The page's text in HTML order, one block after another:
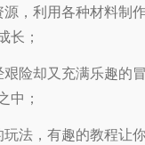
，利用各种材料制
长；
险却又充满乐趣的
中；
法，有趣的教程让